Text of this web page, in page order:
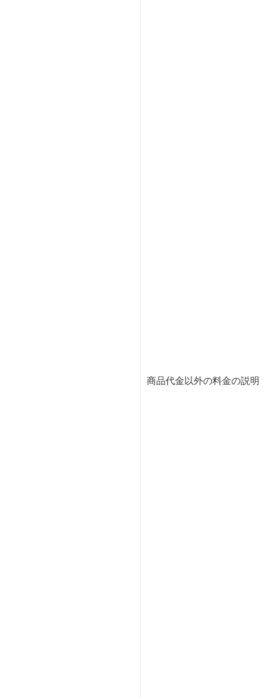
商品代金以外の料金の説明